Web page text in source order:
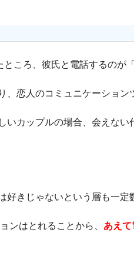
ころ、彼氏と電話するのが
、恋人のコミュニケーション
いカップルの場合、会えな
きじゃないという層も一定
ンはとれることから、 あえ